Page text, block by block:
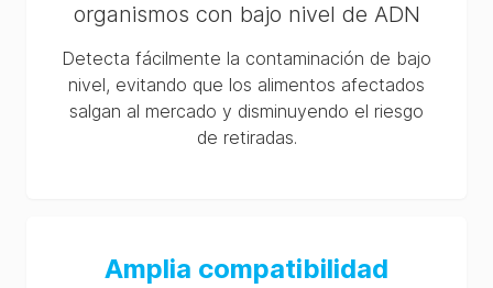
organismos con bajo nivel de ADN
Detecta fácilmente la contaminación de bajo
nivel, evitando que los alimentos afectados
salgan al mercado y disminuyendo el riesgo
de retiradas.
Amplia compatibilidad